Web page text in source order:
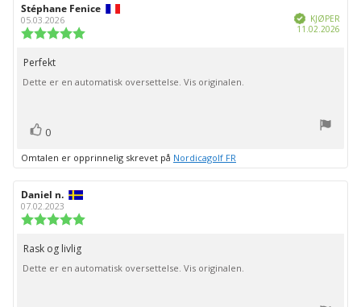
Forfatter:
Stéphane Fenice
05.03.2026
mulige
VerifisertKJØPER
11.02.2026
Omtaletekst:
Perfekt
Dette er en automatisk oversettelse. Vis originalen.
Liker
0
Omtalen er opprinnelig skrevet på Nordicagolf FR
Forfatter:
Daniel n.
07.02.2023
mulige
Omtaletekst:
Rask og livlig
Dette er en automatisk oversettelse. Vis originalen.